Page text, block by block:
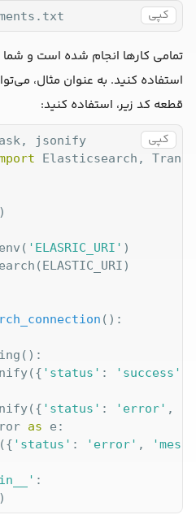
کپی
تمامی کارها انجام شده است و شما
استفاده کنید. به عنوان مثال،
قطعه کد زیر، استفاده کنید:
کپی
Flask, jsonify
'ELASRIC_URI' )
():
'status' : 'success'
'status' : 'error' ,
as e:
'status' : 'error' ,
: